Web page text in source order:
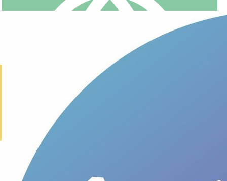
Узнать подробнее
Узнать подробнее
Записаться на БЕСПЛАТНУЮ тренировку